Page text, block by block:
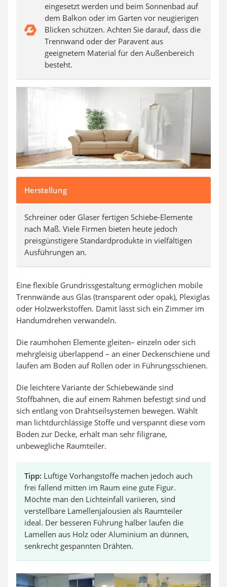
eingesetzt werden und beim Sonnenbad auf
dem Balkon oder im Garten vor neugierigen
Blicken schützen. Achten Sie darauf, dass die
Trennwand oder der Paravent aus
geeignetem Material für den Außenbereich
besteht.
Herstellung
Schreiner oder Glaser fertigen Schiebe-Elemente
nach Maß. Viele Firmen bieten heute jedoch
preisgünstigere Standardprodukte in vielfältigen
Ausführungen an.
Eine flexible Grundrissgestaltung ermöglichen mobile
Trennwände aus Glas (transparent oder opak), Plexiglas
oder Holzwerkstoffen. Damit lässt sich ein Zimmer im
Handumdrehen verwandeln.
Die raumhohen Elemente gleiten– einzeln oder sich
mehrgleisig überlappend – an einer Deckenschiene und
laufen am Boden auf Rollen oder in Führungsschienen.
Die leichtere Variante der Schiebewände sind
Stoffbahnen, die auf einem Rahmen befestigt sind und
sich entlang von Drahtseilsystemen bewegen. Wählt
man lichtdurchlässige Stoffe und verspannt diese vom
Boden zur Decke, erhält man sehr filigrane,
unbewegliche Raumteiler.
Tipp: Luftige Vorhangstoffe machen jedoch auch
frei fallend mitten im Raum eine gute Figur.
Möchte man den Lichteinfall variieren, sind
verstellbare Lamellenjalousien als Raumteiler
ideal. Der besseren Führung halber laufen die
Lamellen aus Holz oder Aluminium an dünnen,
senkrecht gespannten Drähten.